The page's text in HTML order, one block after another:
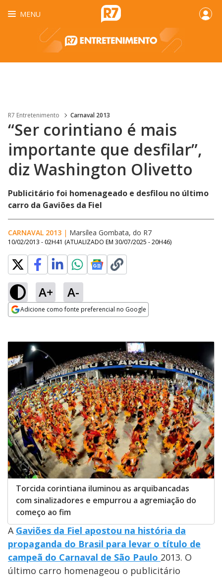
MENU
R7 Entretenimento Carnaval 2013
“Ser corintiano é mais
importante que desfilar”,
diz Washington Olivetto
Publicitário foi homenageado e desfilou no último
carro da Gaviões da Fiel
CARNAVAL 2013 | Marsílea Gombata, do R7
10/02/2013 - 02H41 (ATUALIZADO EM 30/07/2025 - 20H46)
A+ A-
Adicione como fonte preferencial no Google
Torcida corintiana iluminou as arquibancadas
com sinalizadores e empurrou a agremiação do
começo ao fim
A Gaviões da Fiel apostou na história da
propaganda do Brasil para levar o título de
campeã do Carnaval de São Paulo 2013. O
último carro homenageou o publicitário